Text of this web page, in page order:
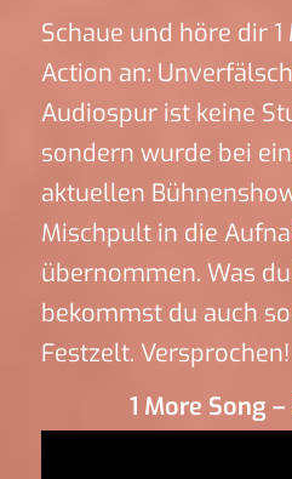
Schaue und höre dir
Action an:
Audiospur ist keine
sondern wurde bei
aktuellen
Mischpult in die
übernommen. Was
bekommst du auch
Festzelt. Versprochen!
1 More Song